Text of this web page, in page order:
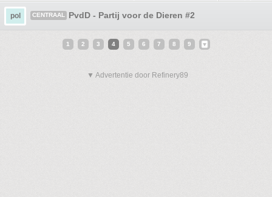
pol CENTRAAL PvdD - Partij voor de Dieren #2
1 2 3 4 5 6 7 8 9
▼ Advertentie door Refinery89